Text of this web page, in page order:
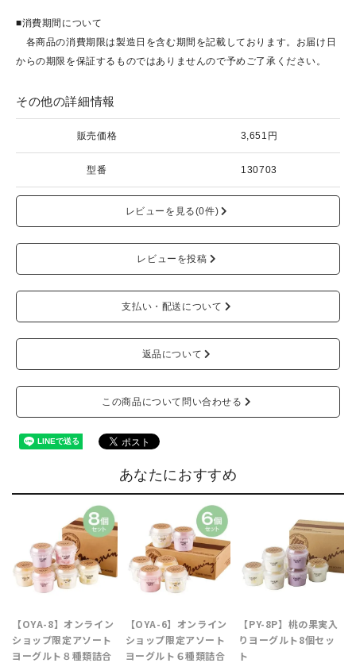
■消費期間について
各商品の消費期限は製造日を含む期間を記載しております。お届け日
からの期限を保証するものではありませんので予めご了承ください。
その他の詳細情報
販売価格 3,651円
型番 130703
レビューを見る(0件)
レビューを投稿
支払い・配送について
返品について
この商品について問い合わせる
あなたにおすすめ
【OYA-8】オンライン
ショップ限定アソート
ヨーグルト８種類詰合
【OYA-6】オンライン
ショップ限定アソート
ヨーグルト６種類詰合
【PY-8P】桃の果実入
りヨーグルト8個セッ
ト